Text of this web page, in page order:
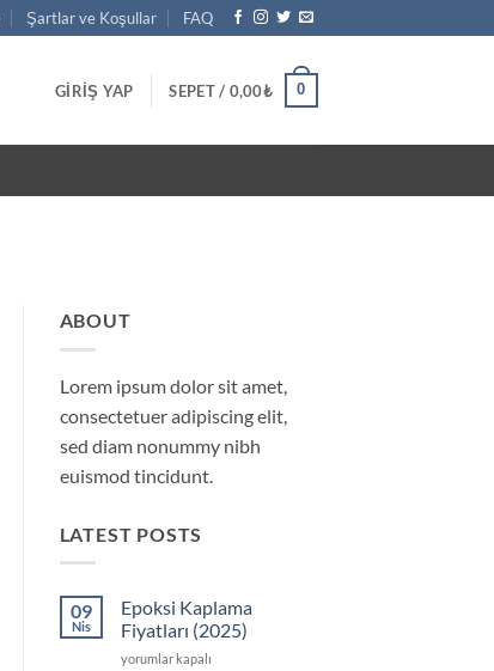
Şartlar ve Koşullar FAQ
GIRIŞ YAP SEPET / 0,00₺ 0
ABOUT
Lorem ipsum dolor sit amet,
consectetuer adipiscing elit,
sed diam nonummy nibh
euismod tincidunt.
LATEST POSTS
09
Nis
Epoksi Kaplama
Fiyatları (2025)
Epoksi
yorumlar kapalı